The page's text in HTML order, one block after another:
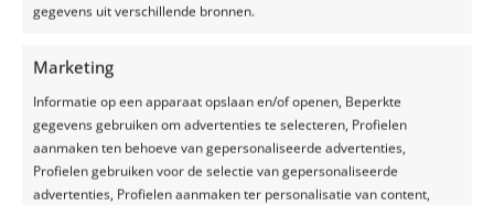
gegevens uit verschillende bronnen.
Marketing
Informatie op een apparaat opslaan en/of openen, Beperkte
gegevens gebruiken om advertenties te selecteren, Profielen
aanmaken ten behoeve van gepersonaliseerde advertenties,
Profielen gebruiken voor de selectie van gepersonaliseerde
advertenties, Profielen aanmaken ter personalisatie van content,
OFFERTE AANVRAGEN